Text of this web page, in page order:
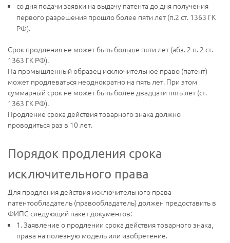
со дня подачи заявки на выдачу патента до дня получения
первого разрешения прошло более пяти лет (п.2 ст. 1363 ГК
РФ).
Срок продления не может быть больше пяти лет (абз. 2 п. 2 ст.
1363 ГК РФ).
На промышленный образец исключительное право (патент)
может продлеваться неоднократно на пять лет. При этом
суммарный срок не может быть более двадцати пять лет (ст.
1363 ГК РФ).
Продление срока действия товарного знака должно
проводиться раз в 10 лет.
Порядок продления срока
исключительного права
Для продления действия исключительного права
патентообладатель (правообладатель) должен предоставить в
ФИПС следующий пакет документов:
1. Заявление о продлении срока действия товарного знака,
права на полезную модель или изобретение.